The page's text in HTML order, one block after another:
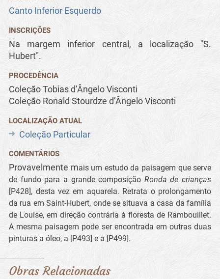
Canto Inferior Esquerdo
INSCRIÇÕES
Na margem inferior central, a localização "S.
Hubert".
PROCEDÊNCIA
Coleção Tobias d’Ângelo Visconti
Coleção Ronald Stourdze d’Ângelo Visconti
LOCALIZAÇÃO ATUAL
Coleção Particular
COMENTÁRIOS
Provavelmente mais um estudo da paisagem que serve
de fundo para a grande composição Ronda de crianças
[P428], desta vez em aquarela. Retrata o prolongamento
da rua em Saint-Hubert, onde se situava a casa da família
de Louise, em direção contrária à floresta de Rambouillet.
A mesma paisagem pode ser encontrada em outras duas
pinturas a óleo, a [P493] e a [P499].
Obras Relacionadas